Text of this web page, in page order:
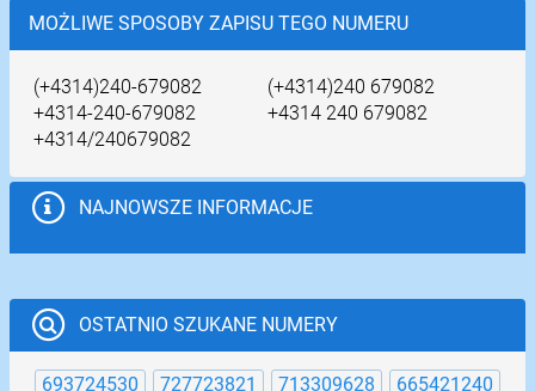
MOŻLIWE SPOSOBY ZAPISU TEGO NUMERU
(+4314)240-679082
(+4314)240 679082
+4314-240-679082
+4314 240 679082
+4314/240679082
NAJNOWSZE INFORMACJE
OSTATNIO SZUKANE NUMERY
693724530 727723821 713309628
665421240